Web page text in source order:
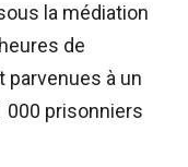
la médiation
de
à un
000 prisonniers